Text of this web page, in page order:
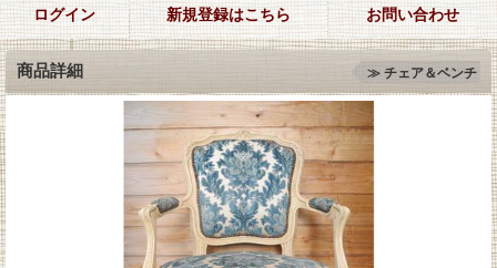
ログイン 新規登録はこちら お問い合わせ
商品詳細 ≫ チェア＆ベンチ